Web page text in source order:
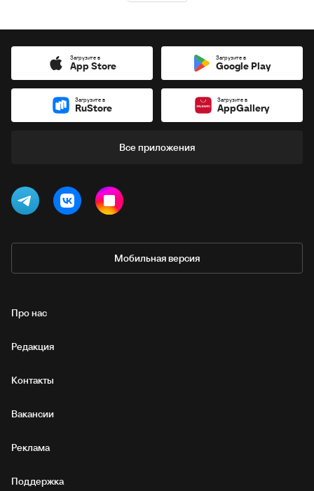
Загрузите в
App Store
Загрузите в
Google Play
Загрузите в
RuStore
Загрузите в
AppGallery
Все приложения
Мобильная версия
Про нас
Редакция
Контакты
Вакансии
Реклама
Поддержка